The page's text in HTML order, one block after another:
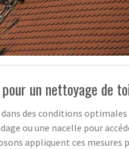
un nettoyage de
des conditions
ou une nacelle pour
appliquent ces